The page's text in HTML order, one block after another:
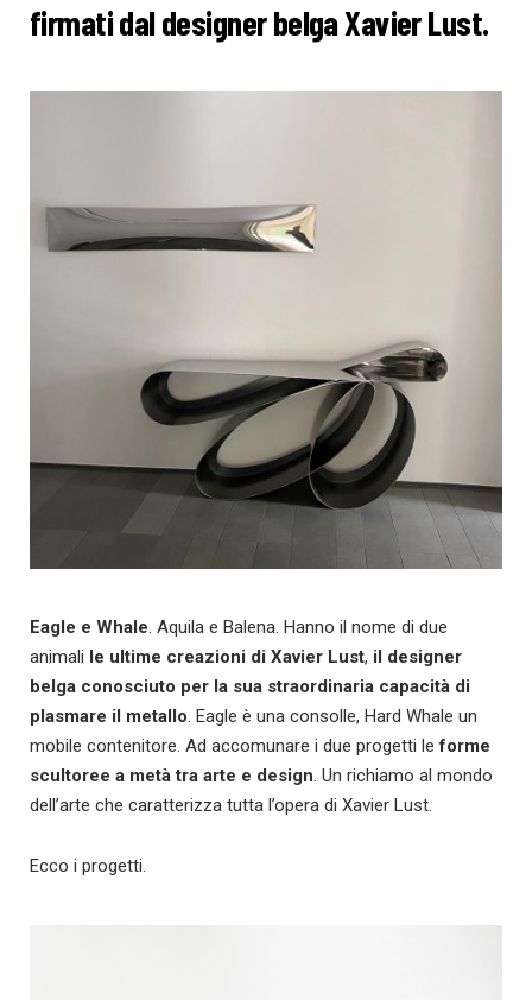
firmati dal designer belga Xavier Lust.
Eagle e Whale . Aquila e Balena. Hanno il nome di due
animali le ultime creazioni di Xavier Lust, il designer
belga conosciuto per la sua straordinaria capacità di
plasmare il metallo . Eagle è una consolle, Hard Whale un
mobile contenitore. Ad accomunare i due progetti leforme
scultoree a metà tra arte e design . Un richiamo al mondo
dell’arte che caratterizza tutta l’opera di Xavier Lust.
Ecco i progetti.